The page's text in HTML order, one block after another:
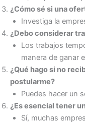
¿Cómo sé si una
Investiga la
¿Debo considerar
Los trabajos
manera de ganar
¿Qué hago si no
postularme?
Puedes hacer un
¿Es esencial tener
Sí, muchas